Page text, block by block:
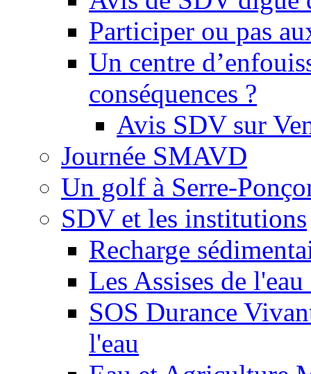
Participer ou pas
Un centre
conséquences ?
Avis SDV sur
Journée SMAVD
Un golf à Serre-
SDV et les institutions
Recharge
Les Assises de
SOS Durance
l'eau